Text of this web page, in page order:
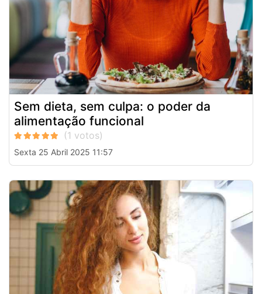
Sem dieta, sem culpa: o poder da
alimentação funcional
Sexta 25 Abril 2025 11:57